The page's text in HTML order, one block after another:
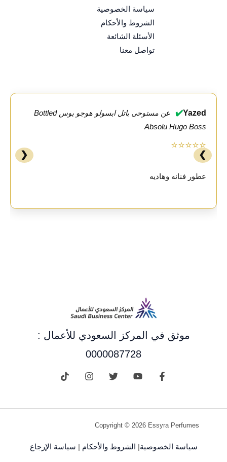
سياسة الخصوصية
الشروط والأحكام
الأسئلة الشائعة
تواصل معنا
Yazed
✔️ عن
مستوحى باتل ابسولو هوجو بوس Bottled
Absolu Hugo Boss
⭐⭐⭐⭐⭐
عطور فنانه وهاديه
❮ ❯
موثق في المركز السعودي للأعمال :
0000087728
Copyright © 2026 Essyra Perfumes
سياسة الخصوصية الشروط والأحكام سياسة الإرجاع